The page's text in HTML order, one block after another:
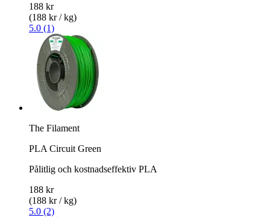
188 kr
(188 kr / kg)
5.0 (1)
The Filament
PLA Circuit Green
Pålitlig och kostnadseffektiv PLA
188 kr
(188 kr / kg)
5.0 (2)